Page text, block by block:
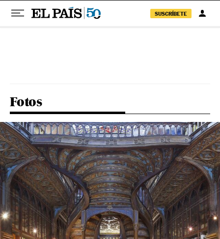
SUSCRÍBETE
Fotos